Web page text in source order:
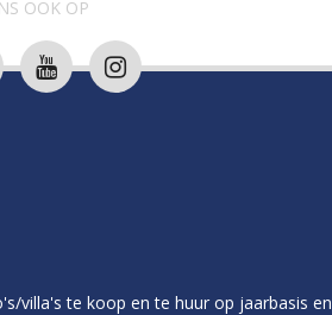
OOK OP
villa's te koop en te huur op jaarbasis en